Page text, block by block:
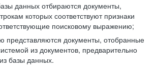
данных отбираются документы,
которых соответствуют признаки
поисковому выражению;
представляются документы, отобранные
из документов, предварительно
базы данных.